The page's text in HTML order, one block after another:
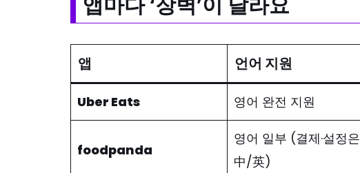
앱마다 ‘장벽’이 달라요
앱 언어 지원
Uber Eats 영어 완전 지원
foodpanda
영어 일부 (결제·설정은
中/英)